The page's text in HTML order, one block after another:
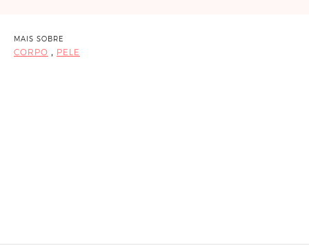
MAIS SOBRE
CORPO , PELE